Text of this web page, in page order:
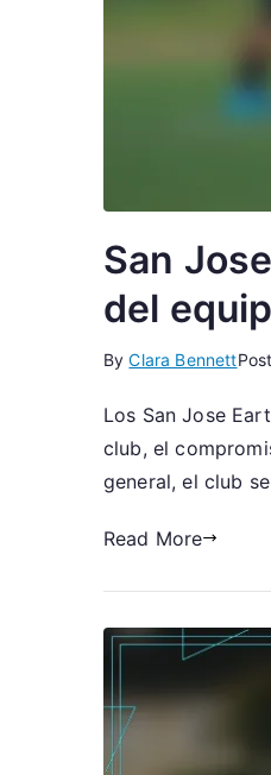
San
del
ByClara Bennett
Los San Jose
club, el
general, el club
Read More